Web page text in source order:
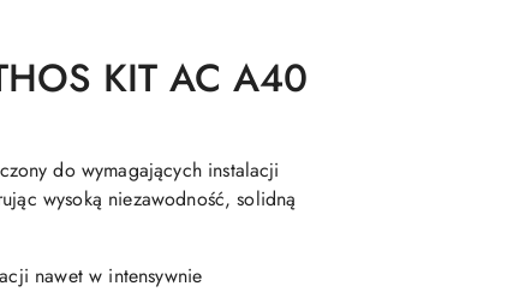
KIT AC A40
do wymagających instalacji
wysoką niezawodność, solidną
nawet w intensywnie